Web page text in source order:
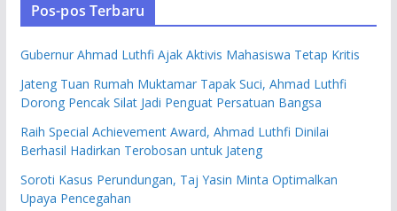
Pos-pos Terbaru
Gubernur Ahmad Luthfi Ajak Aktivis Mahasiswa Tetap Kritis
Jateng Tuan Rumah Muktamar Tapak Suci, Ahmad Luthfi
Dorong Pencak Silat Jadi Penguat Persatuan Bangsa
Raih Special Achievement Award, Ahmad Luthfi Dinilai
Berhasil Hadirkan Terobosan untuk Jateng
Soroti Kasus Perundungan, Taj Yasin Minta Optimalkan
Upaya Pencegahan